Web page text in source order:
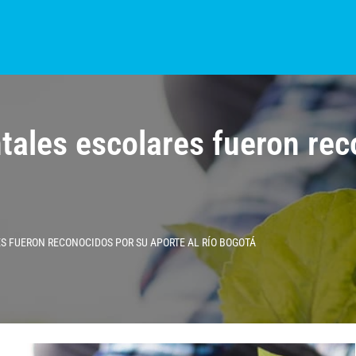
INTERNACIONAL PROVINCIAS
escolares fueron
RECONOCIDOS POR SU APORTE AL RÍO BOGOTÁ